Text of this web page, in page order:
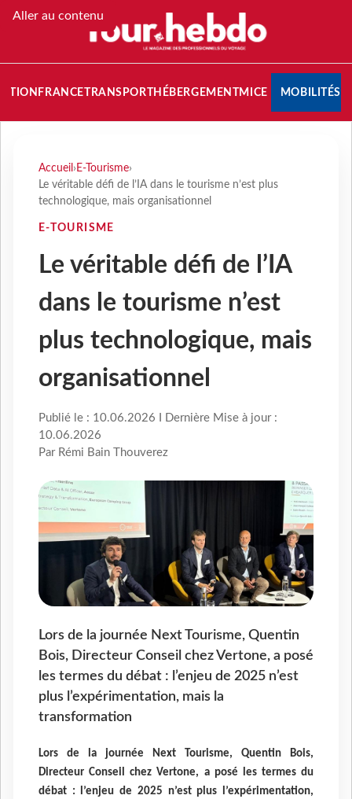
Aller au contenu
FRANCETRANSPORT HÉBERGEMENTMICE MOBILITÉS
Accueil › E-Tourisme›
Le véritable défi de l’IA dans le tourisme n’est plus
technologique, mais organisationnel
E-TOURISME
Le véritable défi de l’IA
dans le tourisme n’est
plus technologique, mais
organisationnel
Publié le : 10.06.2026 I Dernière Mise à jour :
10.06.2026
Par Rémi Bain Thouverez
Lors de la journée Next Tourisme, Quentin
Bois, Directeur Conseil chez Vertone, a posé
les termes du débat : l’enjeu de 2025 n’est
plus l’expérimentation, mais la
transformation
Lors de la journée Next Tourisme, Quentin Bois,
Directeur Conseil chez Vertone, a posé les termes du
débat : l’enjeu de 2025 n’est plus l’expérimentation,